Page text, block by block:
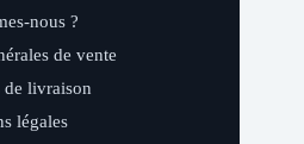
nous ?
de vente
livraison
légales